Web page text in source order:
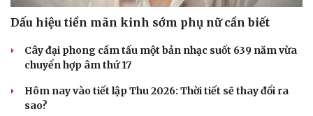
Thông tin doanh nghiệp
Doanh nghiệp 24h
Sành điệu
Dấu hiệu tiền mãn kinh sớm phụ nữ cần biết
Cây đại phong cầm tấu một bản nhạc suốt 639 năm vừa
chuyển hợp âm thứ 17
Hôm nay vào tiết lập Thu 2026: Thời tiết sẽ thay đổi ra
sao?